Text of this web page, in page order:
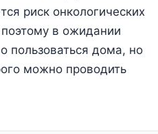
риск онкологических
в ожидании
пользоваться дома, но
можно проводить